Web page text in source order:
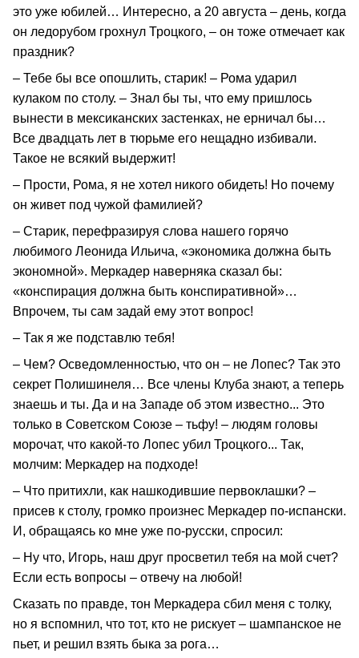
это уже юбилей… Интересно, а 20 августа – день, когда
он ледорубом грохнул Троцкого, – он тоже отмечает как
праздник?
– Тебе бы все опошлить, старик! – Рома ударил
кулаком по столу. – Знал бы ты, что ему пришлось
вынести в мексиканских застенках, не ерничал бы…
Все двадцать лет в тюрьме его нещадно избивали.
Такое не всякий выдержит!
– Прости, Рома, я не хотел никого обидеть! Но почему
он живет под чужой фамилией?
– Старик, перефразируя слова нашего горячо
любимого Леонида Ильича, «экономика должна быть
экономной». Меркадер наверняка сказал бы:
«конспирация должна быть конспиративной»…
Впрочем, ты сам задай ему этот вопрос!
– Так я же подставлю тебя!
– Чем? Осведомленностью, что он – не Лопес? Так это
секрет Полишинеля… Все члены Клуба знают, а теперь
знаешь и ты. Да и на Западе об этом известно... Это
только в Советском Союзе – тьфу! – людям головы
морочат, что какой-то Лопес убил Троцкого... Так,
молчим: Меркадер на подходе!
– Что притихли, как нашкодившие первоклашки? –
присев к столу, громко произнес Меркадер по-испански.
И, обращаясь ко мне уже по-русски, спросил:
– Ну что, Игорь, наш друг просветил тебя на мой счет?
Если есть вопросы – отвечу на любой!
Сказать по правде, тон Меркадера сбил меня с толку,
но я вспомнил, что тот, кто не рискует – шампанское не
пьет, и решил взять быка за рога…